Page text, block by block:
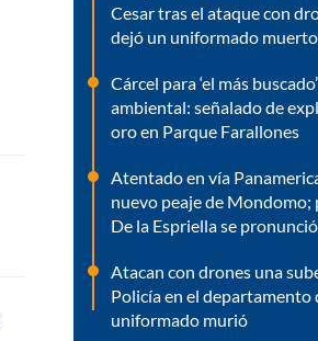
Cesar tras el ataque con
dejó un uniformado muerto
Cárcel para ‘el más
ambiental: señalado de
oro en Parque Farallones
Atentado en vía
nuevo peaje de Mondomo;
De la Espriella se pronunció
Atacan con drones una
Policía en el departamento
uniformado murió